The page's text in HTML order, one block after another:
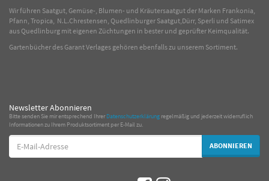
Wir führen Saatgut, Gemüse-, Blumen- und Kräutersaatgut der Marken Frankonia,
Pfann, Tropica, N.L.Chrestensen, Quedlinburger Saatgut,Dürr, Sperli und Satimex
aus Quedlinburg mit eigenen Züchtungen in bester und geprüfter Keimqualität.
Gartenbücher des Garant Verlages gehören ebenfalls zu unserem Sortiment.
Newsletter Abonnieren
Bitte senden Sie mir entsprechend IhrerDatenschutzerklärung regelmäßig und jederzeit widerruflich
Informationen zu Ihrem Produktsortiment per E-Mail zu.
E-
Mail-
Adresse
ABONNIEREN